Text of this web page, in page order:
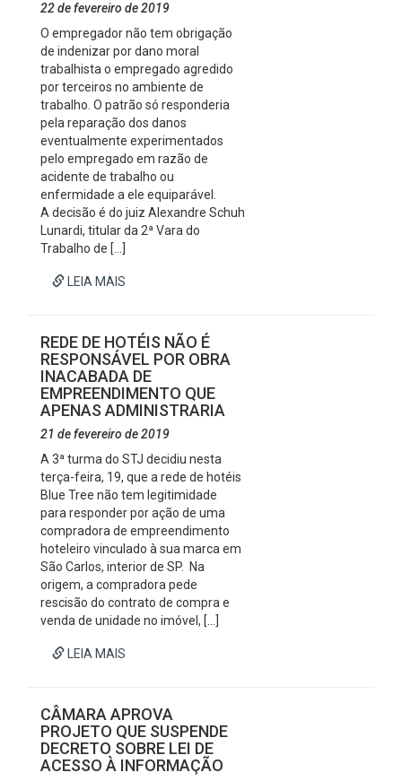
22 de fevereiro de 2019
O empregador não tem obrigação
de indenizar por dano moral
trabalhista o empregado agredido
por terceiros no ambiente de
trabalho. O patrão só responderia
pela reparação dos danos
eventualmente experimentados
pelo empregado em razão de
acidente de trabalho ou
enfermidade a ele equiparável.
A decisão é do juiz Alexandre Schuh
Lunardi, titular da 2ª Vara do
Trabalho de […]
LEIA MAIS
REDE DE HOTÉIS NÃO É
RESPONSÁVEL POR OBRA
INACABADA DE
EMPREENDIMENTO QUE
APENAS ADMINISTRARIA
21 de fevereiro de 2019
A 3ª turma do STJ decidiu nesta
terça-feira, 19, que a rede de hotéis
Blue Tree não tem legitimidade
para responder por ação de uma
compradora de empreendimento
hoteleiro vinculado à sua marca em
São Carlos, interior de SP. Na
origem, a compradora pede
rescisão do contrato de compra e
venda de unidade no imóvel, […]
LEIA MAIS
CÂMARA APROVA
PROJETO QUE SUSPENDE
DECRETO SOBRE LEI DE
ACESSO À INFORMAÇÃO